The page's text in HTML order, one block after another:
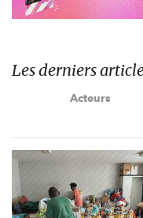
Les derniers
Acteurs